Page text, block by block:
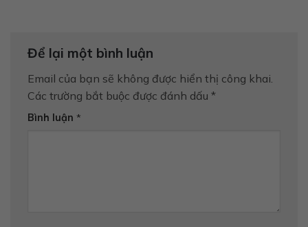
Để lại một bình luận
Email của bạn sẽ không được hiển thị công khai.
Các trường bắt buộc được đánh dấu *
Bình luận *